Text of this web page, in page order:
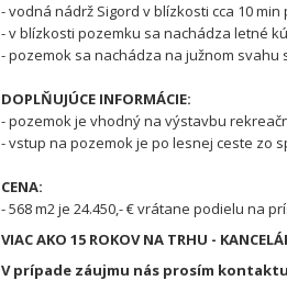
- vodná nádrž Sigord v blízkosti cca 10 min
- v blízkosti pozemku sa nachádza letné
- pozemok sa nachádza na južnom
DOPLŇUJÚCE INFORMÁCIE:
- pozemok je vhodný na výstavbu
- vstup na pozemok je po lesnej ceste zo
CENA:
- 568 m2 je 24.450,- € vrátane podielu na
VIAC AKO 15 ROKOV NA TRHU -
V prípade záujmu nás prosím